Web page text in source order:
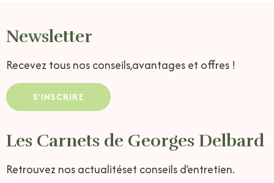
Newsletter
Recevez tous nos conseils,avantages et offres !
S'INSCRIRE
Les Carnets de Georges Delbard
Retrouvez nos actualitéset conseils d’entretien.